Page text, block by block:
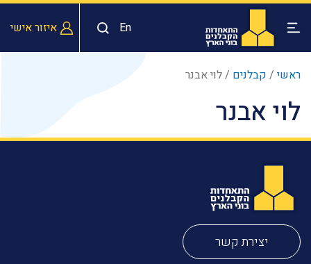
En איזור אישי
ראשי / קבלנים /לוי אבנר
לוי אבנר
יצירת קשר